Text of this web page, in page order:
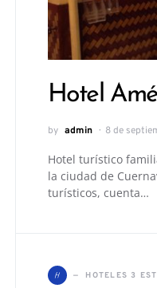
Hotel
by admin 8 de
Hotel turístico
la ciudad de
turísticos, cuenta…
H HOTELES 3